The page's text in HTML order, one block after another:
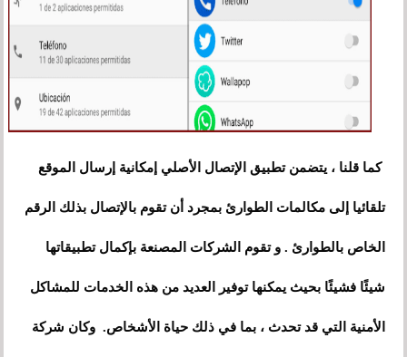
كما قلنا ، يتضمن تطبيق الإتصال الأصلي إمكانية إرسال الموقع
تلقائيا إلى مكالمات الطوارئ بمجرد أن تقوم بالإتصال بذلك الرقم
الخاص بالطوارئ . و تقوم الشركات المصنعة بإكمال تطبيقاتها
شيئًا فشيئًا بحيث يمكنها توفير العديد من هذه الخدمات للمشاكل
الأمنية التي قد تحدث ، بما في ذلك حياة الأشخاص. وكان شركة